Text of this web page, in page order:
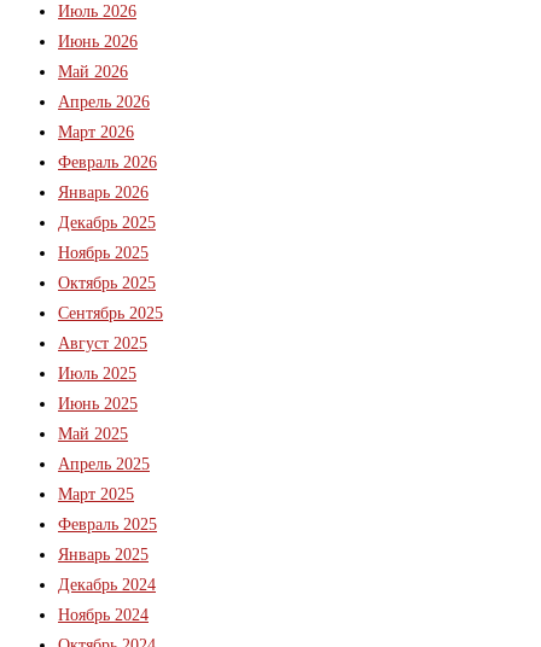
Июль 2026
Июнь 2026
Май 2026
Апрель 2026
Март 2026
Февраль 2026
Январь 2026
Декабрь 2025
Ноябрь 2025
Октябрь 2025
Сентябрь 2025
Август 2025
Июль 2025
Июнь 2025
Май 2025
Апрель 2025
Март 2025
Февраль 2025
Январь 2025
Декабрь 2024
Ноябрь 2024